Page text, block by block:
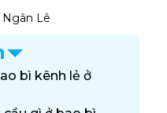
Ngân Lê
bì kênh lẻ ở